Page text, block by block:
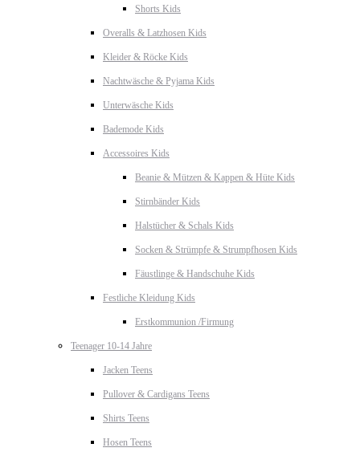
Shorts Kids
Overalls & Latzhosen Kids
Kleider & Röcke Kids
Nachtwäsche & Pyjama Kids
Unterwäsche Kids
Bademode Kids
Accessoires Kids
Beanie & Mützen & Kappen & Hüte Kids
Stirnbänder Kids
Halstücher & Schals Kids
Socken & Strümpfe & Strumpfhosen Kids
Fäustlinge & Handschuhe Kids
Festliche Kleidung Kids
Erstkommunion /Firmung
Teenager 10-14 Jahre
Jacken Teens
Pullover & Cardigans Teens
Shirts Teens
Hosen Teens